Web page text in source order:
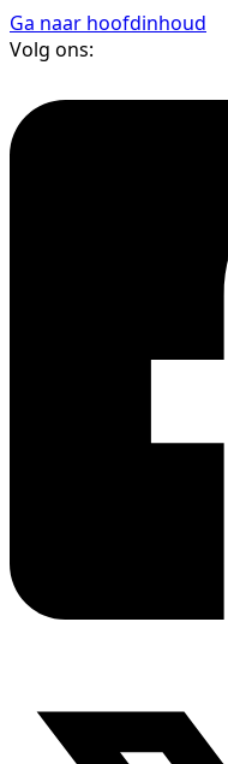
Ga naar hoofdinhoud
Volg ons: